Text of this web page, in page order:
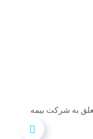
به شرکت بیمه